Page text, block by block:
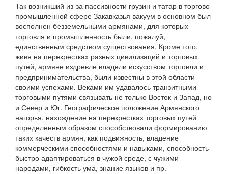
Так возникший из-за пассивности грузин и татар в торгово-
промышленной сфере Закавказья вакуум в основном был
восполнен безземельными армянами, для которых
торговля и промышленность были, пожалуй,
единственным средством существования. Кроме того,
живя на перекрестках разных цивилизаций и торговых
путей, армяне издревле владели искусством торговли и
предпринимательства, были известны в этой области
своими успехами. Веками им удавалось транзитными
торговыми путями связывать не только Восток и Запад, но
и Север и Юг. Географическое положение Армянского
нагорья, нахождение на перекрестках торговых путей
определенным образом способствовали формированию
таких качеств армян, как подвижность, владение
коммерческими способностями и навыками, способность
быстро адаптироваться в чужой среде, с чужими
народами, гибкость ума, знание языков и пр.